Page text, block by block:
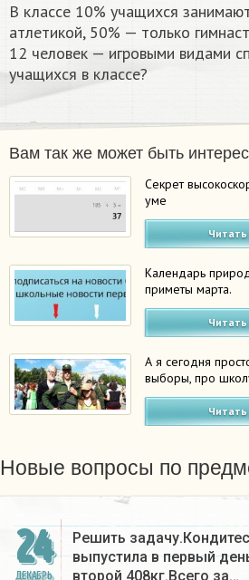
В классе 10% учащихся
атлетикой, 50% — только
12 человек — игровыми видами
учащихся в классе?
Вам так же может быть
Секрет
уме
Читать
Календарь
приметы марта.
Читать
А я сегодня
выборы, про
Читать
Новые вопросы по
24
ДЕКАБРЬ
Решить
выпустила в первый
второй 408кг.Всего за…